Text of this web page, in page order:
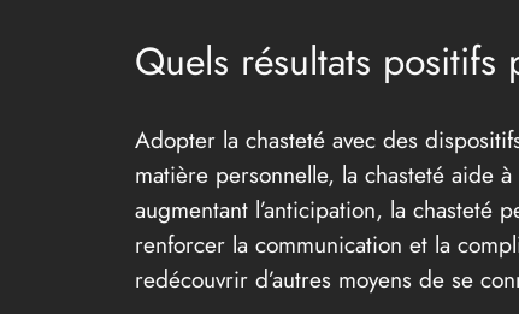
Quels résultats positifs
Adopter la chasteté avec des
matière personnelle, la chasteté aide
augmentant l’anticipation, la chasteté
renforcer la communication et la
redécouvrir d’autres moyens de se